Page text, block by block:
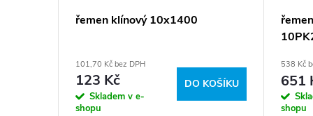
řemen klínový 10x1400
101,70 Kč bez DPH
123 Kč
Skladem v e-
shopu
DO KOŠÍKU
538 Kč
651
shopu